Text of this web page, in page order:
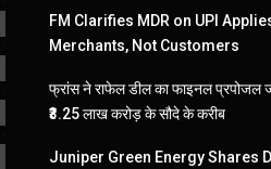
FM Clarifies MDR on UPI
Merchants, Not Customers
फ्रांस ने राफेल डील का फाइनल प्रपोजल
₹3.25 लाख करोड़ के सौदे के करीब
Juniper Green Energy Shares